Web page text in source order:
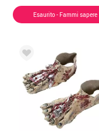
Esaurito - Fammi sapere